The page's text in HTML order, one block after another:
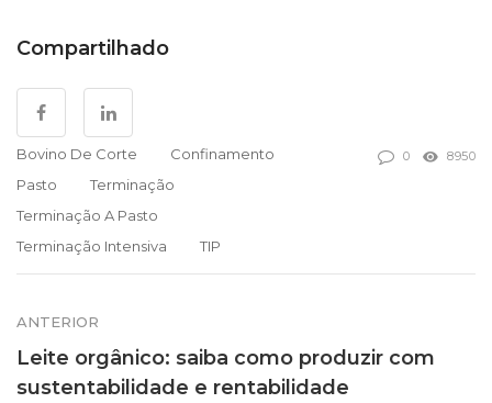
Compartilhado
Bovino De Corte
Confinamento
Pasto
Terminação
Terminação A Pasto
Terminação Intensiva
TIP
0 8950
ANTERIOR
Leite orgânico: saiba como produzir com
sustentabilidade e rentabilidade